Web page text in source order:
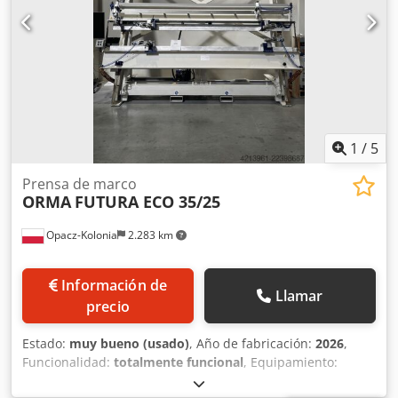
8120x1000x2300 mm – Peso de la máquina: 4800 kg
1 / 5
Opacz-Kolonia 2.283 km
Prensa de marco
ORMA FUTURA ECO 35/25
Información de
precio
Llamar
Estado: muy bueno (usado), Año de fabricación: 2026,
Funcionalidad: totalmente funcional, Equipamiento:
, ESPECIFICACIONES TÉCNICAS Dimensiones